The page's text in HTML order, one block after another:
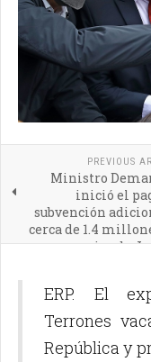
PREVIOUS
Ministro
inició el
subvención
cerca de 1.4
usuarios de
ERP. El
Terrones
República y